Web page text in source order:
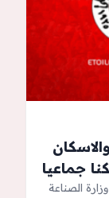
أشغال 43 مسكنا جماعيا
الصناعة